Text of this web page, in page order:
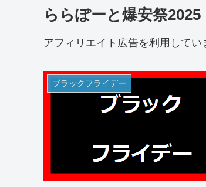
ららぽーと爆安祭
アフィリエイト広告を利用してい
ブラックフライデー